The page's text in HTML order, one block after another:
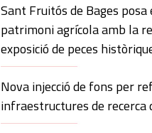
Sant Fruitós de Bages
patrimoni agrícola amb la
exposició de peces
Nova injecció de fons per
infraestructures de recerca